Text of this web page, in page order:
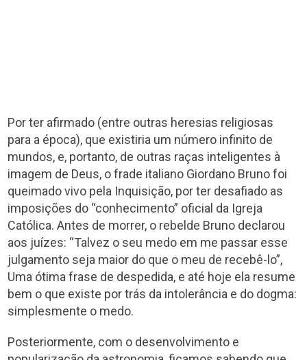
Por ter afirmado (entre outras heresias religiosas
para a época), que existiria um número infinito de
mundos, e, portanto, de outras raças inteligentes à
imagem de Deus, o frade italiano Giordano Bruno foi
queimado vivo pela Inquisição, por ter desafiado as
imposições do “conhecimento” oficial da Igreja
Católica. Antes de morrer, o rebelde Bruno declarou
aos juízes: “Talvez o seu medo em me passar esse
julgamento seja maior do que o meu de recebê-lo”,
Uma ótima frase de despedida, e até hoje ela resume
bem o que existe por trás da intolerância e do dogma:
simplesmente o medo.
Posteriormente, com o desenvolvimento e